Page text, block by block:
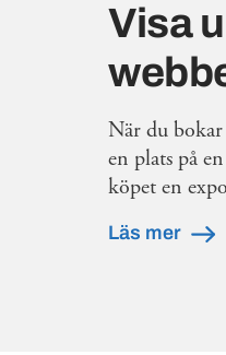
Visa
När du
en plats på
köpet en
Läs mer